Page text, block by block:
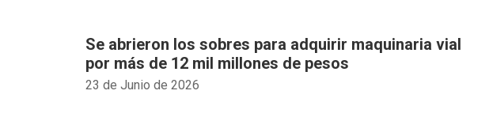
23 de Junio de 2026
Se abrieron los sobres para adquirir maquinaria vial
por más de 12 mil millones de pesos